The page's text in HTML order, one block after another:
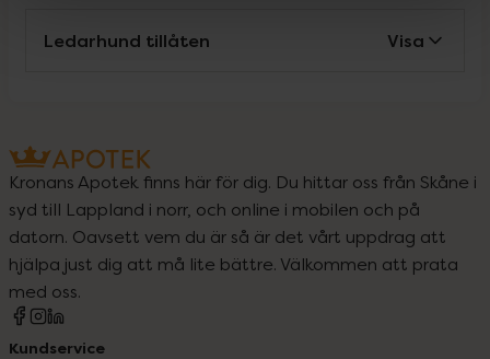
Ledarhund tillåten Visa
Kronans Apotek finns här för dig. Du hittar oss från Skåne i
syd till Lappland i norr, och online i mobilen och på
datorn. Oavsett vem du är så är det vårt uppdrag att
hjälpa just dig att må lite bättre. Välkommen att prata
med oss.
Kundservice